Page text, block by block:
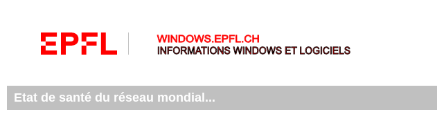
Etat de santé du réseau mondial...